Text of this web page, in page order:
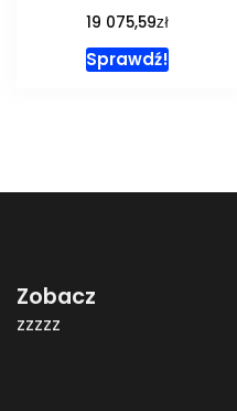
19 075,59zł
Sprawdź!
Zobacz
zzzzz